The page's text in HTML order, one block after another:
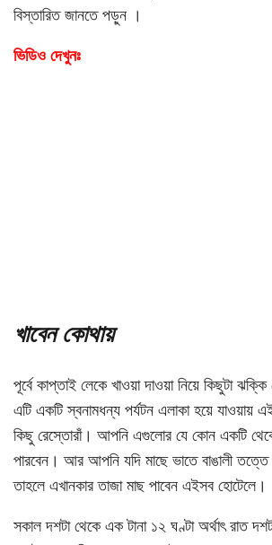
বিস্তারিত জানতে পড়ুন ।
ভিডিও দেখুনঃ
খাবেন কোথায়
পূর্বে কাপ্তাই লেকে খাওয়া দাওয়া নিয়ে কিছুটা
এটি একটি স্বনামধন্য পর্যটন এলাকা হয়ে যাওয়ায়
কিছু রেস্তোরাঁ। আপনি এগুলোর যে কোন একটি
পারবেন। আর আপনি যদি মাছে ভাতে বাঙালী তত্তে
তাহলে এখানকার তাজা মাছ পাবেন এইসব হোটেলে।
সকাল দশটা থেকে এক টানা ১২ ঘণ্টা অর্থাৎ রাত